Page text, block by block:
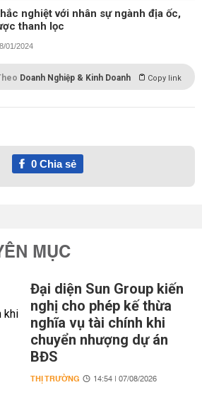
nghiệt với nhân sự ngành địa ốc,
thanh lọc
01/2024
Doanh Nghiệp & Kinh Doanh Copy link
0Chia sẻ
MỤC
Đại diện Sun Group kiến
nghị cho phép kế thừa
nghĩa vụ tài chính khi
chuyển nhượng dự án
BĐS
THỊ TRƯỜNG 14:54 | 07/08/2026